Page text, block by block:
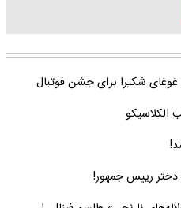
غوغای شکیرا برای جشن فوتبال
دختر رییس جمهور!